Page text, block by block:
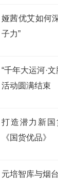
娅茜优艾如何
子力”
“千年大运河·
活动圆满结束
打造潜力新
《国货优品》
元培智库与烟